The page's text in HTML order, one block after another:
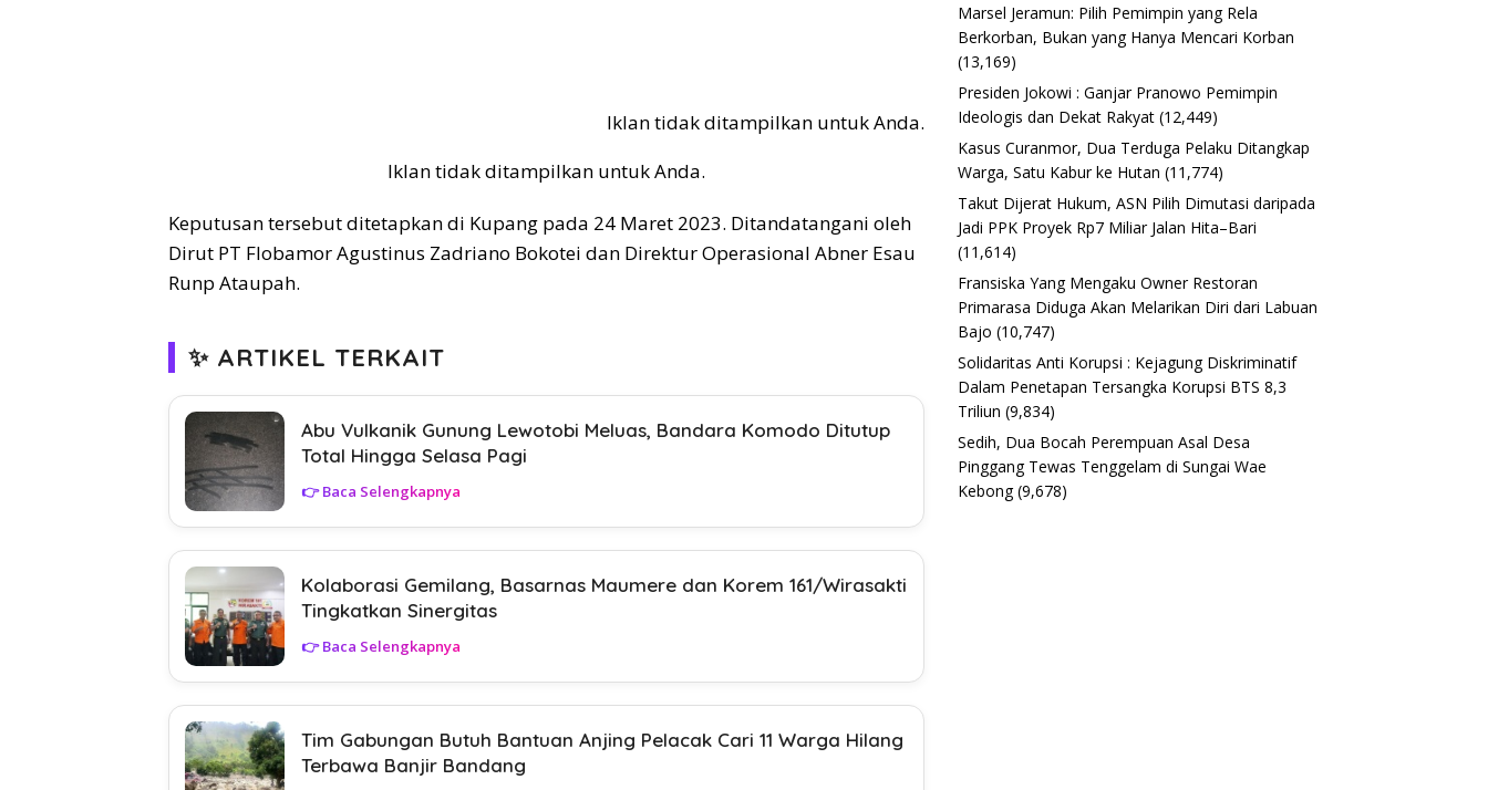
Iklan tidak ditampilkan untuk Anda.
Iklan tidak ditampilkan untuk Anda.
Keputusan tersebut ditetapkan di Kupang pada 24 Maret 2023. Ditandatangani oleh
Dirut PT Flobamor Agustinus Zadriano Bokotei dan Direktur Operasional Abner Esau
Runp Ataupah.
✨ ARTIKEL TERKAIT
Abu Vulkanik Gunung Lewotobi Meluas, Bandara Komodo Ditutup
Total Hingga Selasa Pagi
👉 Baca Selengkapnya
Kolaborasi Gemilang, Basarnas Maumere dan Korem 161/Wirasakti
Tingkatkan Sinergitas
👉 Baca Selengkapnya
Tim Gabungan Butuh Bantuan Anjing Pelacak Cari 11 Warga Hilang
Terbawa Banjir Bandang
Marsel Jeramun: Pilih Pemimpin yang Rela
Berkorban, Bukan yang Hanya Mencari Korban
(13,169)
Presiden Jokowi : Ganjar Pranowo Pemimpin
Ideologis dan Dekat Rakyat (12,449)
Kasus Curanmor, Dua Terduga Pelaku Ditangkap
Warga, Satu Kabur ke Hutan (11,774)
Takut Dijerat Hukum, ASN Pilih Dimutasi daripada
Jadi PPK Proyek Rp7 Miliar Jalan Hita–Bari
(11,614)
Fransiska Yang Mengaku Owner Restoran
Primarasa Diduga Akan Melarikan Diri dari Labuan
Bajo (10,747)
Solidaritas Anti Korupsi : Kejagung Diskriminatif
Dalam Penetapan Tersangka Korupsi BTS 8,3
Triliun (9,834)
Sedih, Dua Bocah Perempuan Asal Desa
Pinggang Tewas Tenggelam di Sungai Wae
Kebong (9,678)